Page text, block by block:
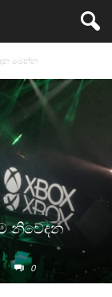
මෙන්න
නිවේදන
0